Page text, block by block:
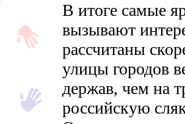
В итоге самые
вызывают
рассчитаны
улицы городов
держав, чем на
российскую